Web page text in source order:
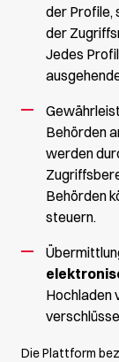
der Profile,
der
Jedes
Behörden
werden
Behörden
steuern.
Hochladen
Die Plattform